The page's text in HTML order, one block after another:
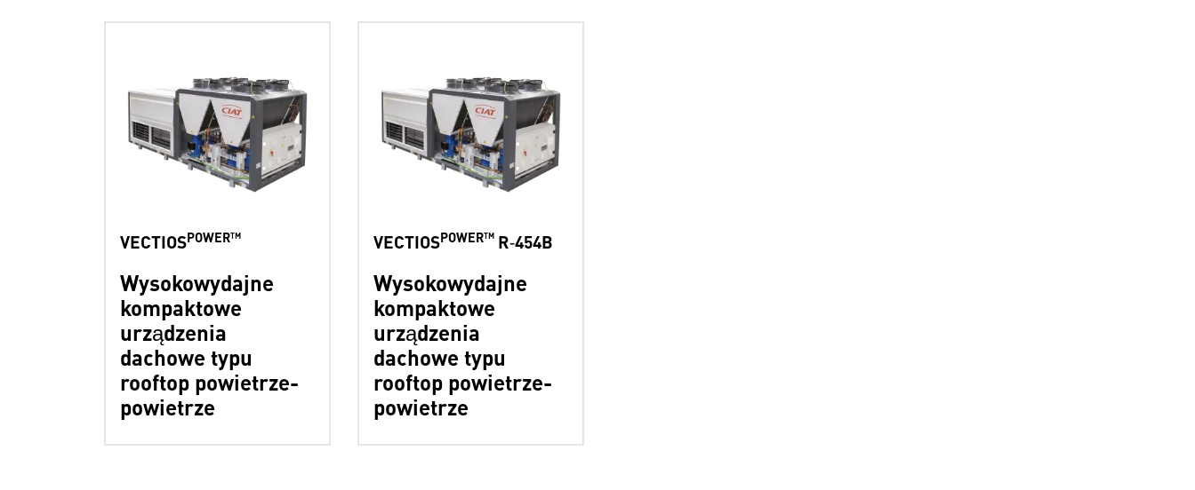
Wysokowydajne
kompaktowe
urządzenia
dachowe typu
rooftop powietrze-
powietrze
VECTIOSPOWER™
Wysokowydajne
kompaktowe
urządzenia
dachowe typu
rooftop powietrze-
powietrze
VECTIOSPOWER™ R‑454B